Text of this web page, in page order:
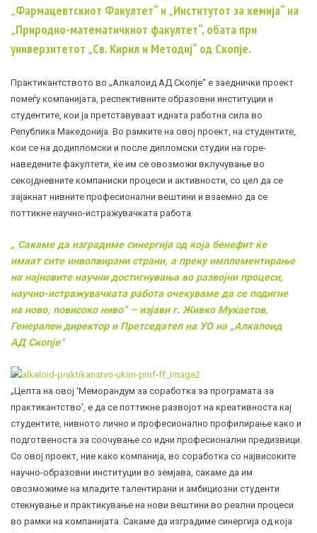
„Фармацевтскиот Факултет“ и „Институтот за хемија“ на
„Природно-математичкиот факултет“, обата при
универзитетот „Св. Кирил и Методиј“ од Скопје.
Практикантството во „Алкалоид АД Скопје“ е заеднички проект
помеѓу компанијата, респективните образовни институции и
студентите, кои ја претставуваат идната работна сила во
Република Македонија. Во рамките на овој проект, на студентите,
кои се на додипломски и после дипломски студии на горе-
наведените факултети, ќе им се овозможи вклучување во
секојдневните компаниски процеси и активности, со цел да се
зајакнат нивните професионални вештини и взаемно да се
поттикне научно-истражувачката работа.
„ Сакаме да изградиме синергија од која бенефит ќе
имаат сите инволвирани страни, а преку имплементирање
на најновите научни достигнувања во развојни процеси,
научно-истражувачката работа очекуваме да се подигне
на ново, повисоко ниво“ – изјави г. Живко Мукаетов,
Генерален директор и Претседател на УО на „Алкалоид
АД Скопје“
„Целта на овој ‘Меморандум за соработка за програмата за
практикантство’, е да се поттикне развојот на креативноста кај
студентите, нивното лично и професионално профилирање како и
подготвеноста за соочување со идни професионални предизвици.
Со овој проект, ние како компанија, во соработка со највисоките
научно-образовни институции во земјава, сакаме да им
овозможиме на младите талентирани и амбициозни студенти
стекнување и практикување на нови вештини во реални процеси
во рамки на компанијата. Сакаме да изградиме синергија од која